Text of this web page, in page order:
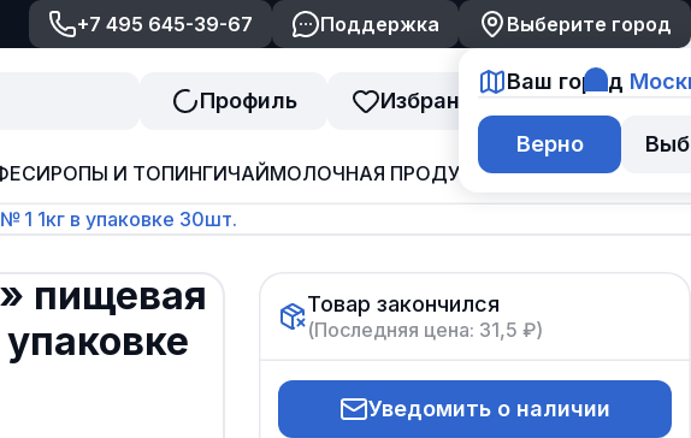
+7 495 645-39-67 Поддержка Выберите город
Ваш город
Верно
Профиль Избранное Корзина
СИРОПЫ И ТОПИНГИЧАЙМОЛОЧНАЯ ПРОДУКЦИЯДЖЕМ И
1 1кг в упаковке 30шт.
пищевая
Товар закончился
(Последняя цена: 31,5 ₽)
Уведомить о наличии